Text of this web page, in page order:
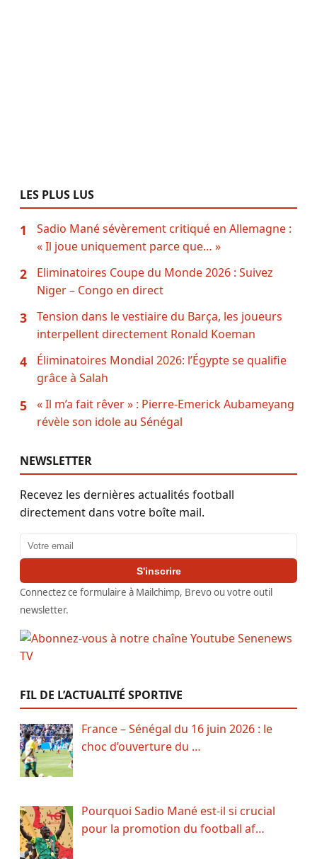
LES PLUS LUS
1
Sadio Mané sévèrement critiqué en Allemagne :
« Il joue uniquement parce que… »
2
Eliminatoires Coupe du Monde 2026 : Suivez
Niger – Congo en direct
3
Tension dans le vestiaire du Barça, les joueurs
interpellent directement Ronald Koeman
4
Éliminatoires Mondial 2026: l’Égypte se qualifie
grâce à Salah
5
« Il m’a fait rêver » : Pierre-Emerick Aubameyang
révèle son idole au Sénégal
NEWSLETTER
Recevez les dernières actualités football
directement dans votre boîte mail.
Adresse email
S'inscrire
Connectez ce formulaire à Mailchimp, Brevo ou votre outil
newsletter.
FIL DE L’ACTUALITÉ SPORTIVE
France – Sénégal du 16 juin 2026 : le
choc d’ouverture du …
Pourquoi Sadio Mané est-il si crucial
pour la promotion du football af…